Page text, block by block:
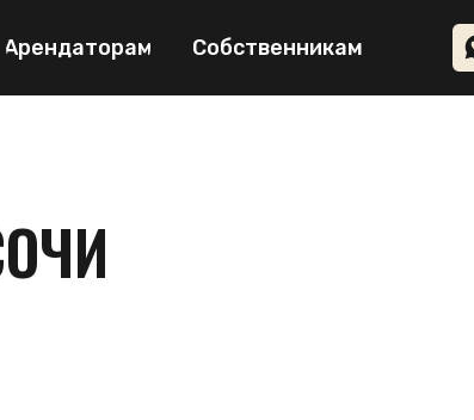
Арендаторам Собственникам